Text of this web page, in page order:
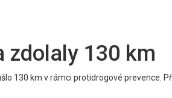
zdolaly 130 km
130 km v rámci protidrogové prevence.